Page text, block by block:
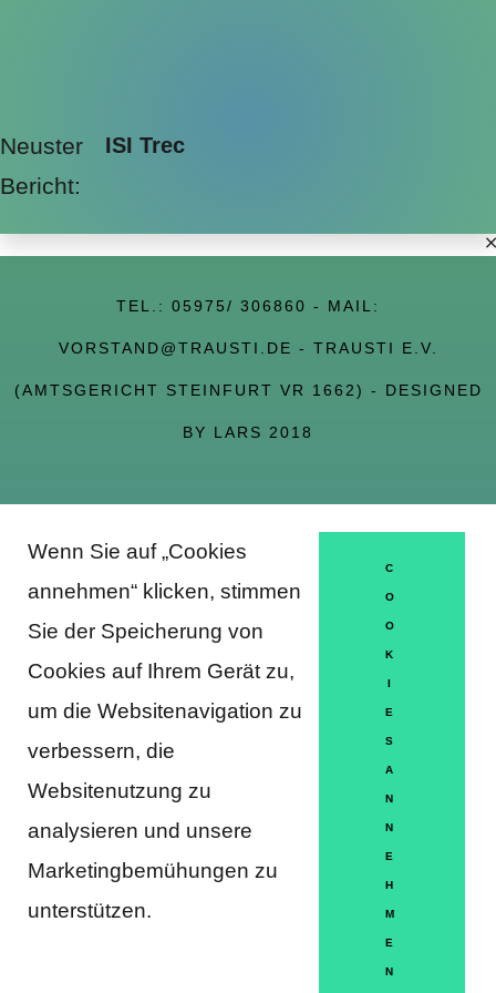
Neuster
Bericht:
ISI Trec
TEL.: 05975/ 306860 - MAIL:
VORSTAND@TRAUSTI.DE - TRAUSTI E.V.
(AMTSGERICHT STEINFURT VR 1662) - DESIGNED
BY LARS 2018
About Trausti e.V.
MITGLIEDSCHAFT
HÄUFIGE FRAGEN
KONTAKT
IMPRESSUM
Wenn Sie auf „Cookies
annehmen“ klicken, stimmen
Sie der Speicherung von
Cookies auf Ihrem Gerät zu,
um die Websitenavigation zu
verbessern, die
Websitenutzung zu
analysieren und unsere
Marketingbemühungen zu
unterstützen.
C
O
O
K
I
E
S
A
N
N
E
H
M
E
N